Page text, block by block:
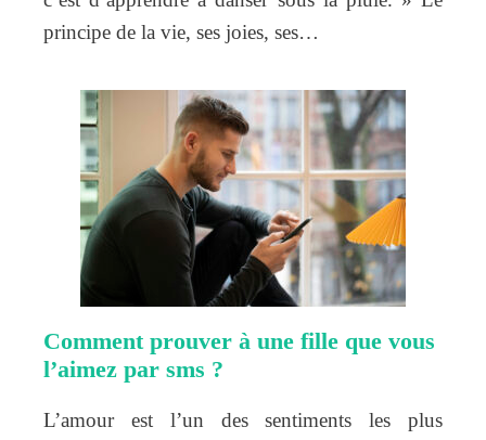
principe de la vie, ses joies, ses…
Comment prouver à une fille que vous
l’aimez par sms ?
L’amour est l’un des sentiments les plus